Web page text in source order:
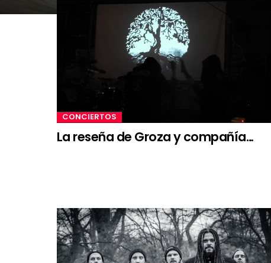
CONCIERTOS
La reseña de Groza y compañía…